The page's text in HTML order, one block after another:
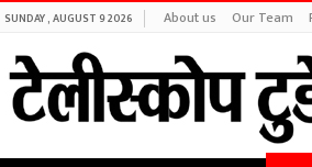
SUNDAY , AUGUST 9 2026 About us Our Team